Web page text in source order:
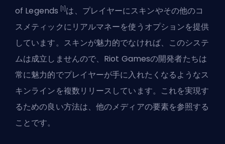
of Legends [1] は、プレイヤーにスキンやその他のコ
スメティックにリアルマネーを使うオプションを提供
しています。スキンが魅力的でなければ、このシステ
ムは成立しませんので、Riot Gamesの開発者たちは
常に魅力的でプレイヤーが手に入れたくなるようなス
キンラインを複数リリースしています。これを実現す
るための良い方法は、他のメディアの要素を参照する
ことです。